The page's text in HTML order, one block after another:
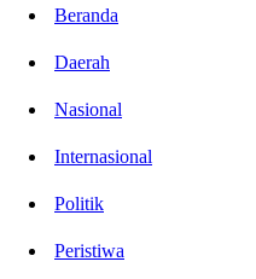
Beranda
Daerah
Nasional
Internasional
Politik
Peristiwa